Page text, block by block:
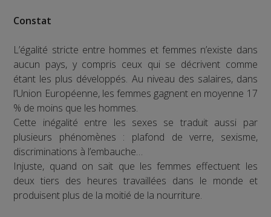
Constat
L’égalité stricte entre hommes et femmes n’existe dans
aucun pays, y compris ceux qui se décrivent comme
étant les plus développés. Au niveau des salaires, dans
l’Union Européenne, les femmes gagnent en moyenne 17
% de moins que les hommes.
Cette inégalité entre les sexes se traduit aussi par
plusieurs phénomènes : plafond de verre, sexisme,
discriminations à l’embauche…
Injuste, quand on sait que les femmes effectuent les
deux tiers des heures travaillées dans le monde et
produisent plus de la moitié de la nourriture.